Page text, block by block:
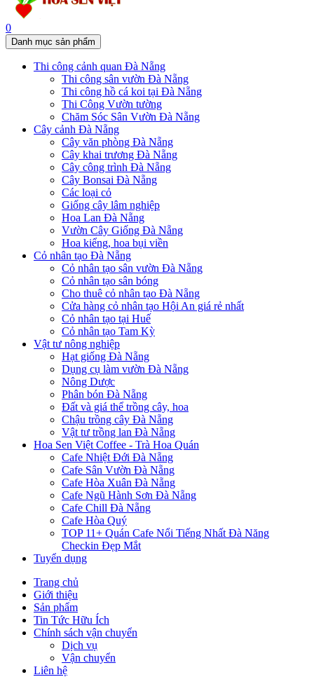
0
Danh mục sản phẩm
Thi công cảnh quan Đà Nẵng
Thi công sân vườn Đà Nẵng
Thi công hồ cá koi tại Đà Nẵng
Thi Công Vườn tường
Chăm Sóc Sân Vườn Đà Nẵng
Cây cảnh Đà Nẵng
Cây văn phòng Đà Nẵng
Cây khai trương Đà Nẵng
Cây công trình Đà Nẵng
Cây Bonsai Đà Nẵng
Các loại cỏ
Giống cây lâm nghiệp
Hoa Lan Đà Nẵng
Vườn Cây Giống Đà Nẵng
Hoa kiểng, hoa bụi viền
Cỏ nhân tạo Đà Nẵng
Cỏ nhân tạo sân vườn Đà Nẵng
Cỏ nhân tạo sân bóng
Cho thuê cỏ nhân tạo Đà Nẵng
Cửa hàng cỏ nhân tạo Hội An giá rẻ nhất
Cỏ nhân tạo tại Huế
Cỏ nhân tạo Tam Kỳ
Vật tư nông nghiệp
Hạt giống Đà Nẵng
Dụng cụ làm vườn Đà Nẵng
Nông Dược
Phân bón Đà Nẵng
Đất và giá thể trồng cây, hoa
Chậu trồng cây Đà Nẵng
Vật tư trồng lan Đà Nẵng
Hoa Sen Việt Coffee - Trà Hoa Quán
Cafe Nhiệt Đới Đà Nẵng
Cafe Sân Vườn Đà Nẵng
Cafe Hòa Xuân Đà Nẵng
Cafe Ngũ Hành Sơn Đà Nẵng
Cafe Chill Đà Nẵng
Cafe Hòa Quý
TOP 11+ Quán Cafe Nổi Tiếng Nhất Đà Năng
Checkin Đẹp Mắt
Tuyển dụng
Trang chủ
Giới thiệu
Sản phẩm
Tin Tức Hữu Ích
Chính sách vận chuyển
Dịch vụ
Vận chuyển
Liên hệ